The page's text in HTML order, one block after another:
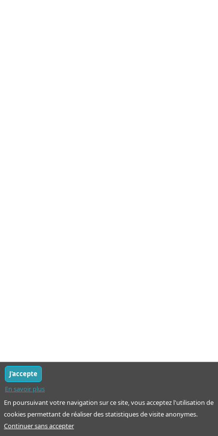
En poursuivant votre navigation sur ce site, vous acceptez l'utilisation de
cookies permettant de réaliser des statistiques de visite anonymes.
En savoir plus
J'accepte
Continuer sans accepter